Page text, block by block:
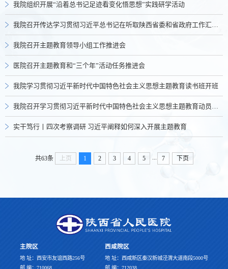
我院组织开展“沿着总书记足迹看变化悟思想”实践研学活动
我院召开传达学习贯彻习近平总书记在听取陕西省委和省政府工作汇报时的重要讲话精...
我院召开主题教育领导小组工作推进会
医院召开主题教育和“三个年”活动任务推进会
我院学习贯彻习近平新时代中国特色社会主义思想主题教育读书班开班
我院召开学习贯彻习近平新时代中国特色社会主义思想主题教育动员大会
实干笃行丨四次考察调研 习近平阐释如何深入开展主题教育
共63条 上页 1 2 3 4 5 ... 7 下页
主院区
地 址：西安市友谊西路256号
邮 编：710068
西咸院区
地 址：西咸新区秦汉新城泾渭大道南段5000号
邮 编：712038